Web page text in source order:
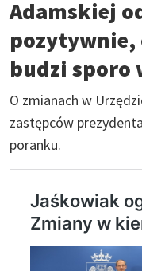
Adamskiej
pozytywnie,
budzi sporo
O zmianach w
zastępców
poranku.